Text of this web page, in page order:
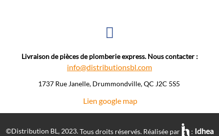
Livraison de pièces de plomberie express. Nous contacter :
info@distributionsbl.com
1737 Rue Janelle, Drummondville, QC J2C 5S5 ​
Lien google map
©Distribution BL, 2023.Tous droits réservés. Réalisée par : Idhea